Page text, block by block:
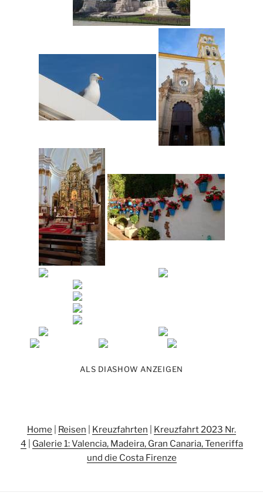
ALS DIASHOW ANZEIGEN
Home Reisen Kreuzfahrten
Kreuzfahrt 2023 Nr.
4
Galerie 1: Valencia, Madeira, Gran Canaria, Teneriffa
und die Costa Firenze